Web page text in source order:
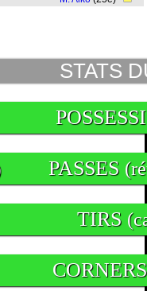
STATS
PASSES
TIRS